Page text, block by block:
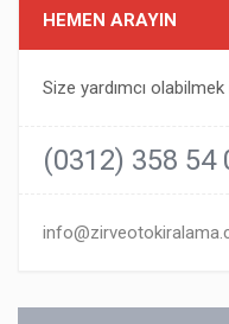
HEMEN ARAYIN
Size yardımcı
(0312) 358 54